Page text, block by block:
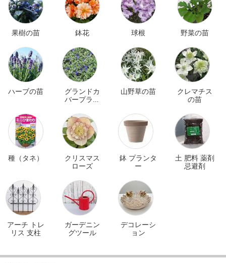
果樹の苗 鉢花 球根 野菜の苗
ハーブの苗
グランドカ
バープラン
山野草の苗
クレマチス
の苗
種（タネ）
クリスマス
ローズ
鉢 プランタ
ー
土 肥料 薬剤
忌避剤
アーチ トレ
リス 支柱
ガーデニン
グツール
デコレーシ
ョン